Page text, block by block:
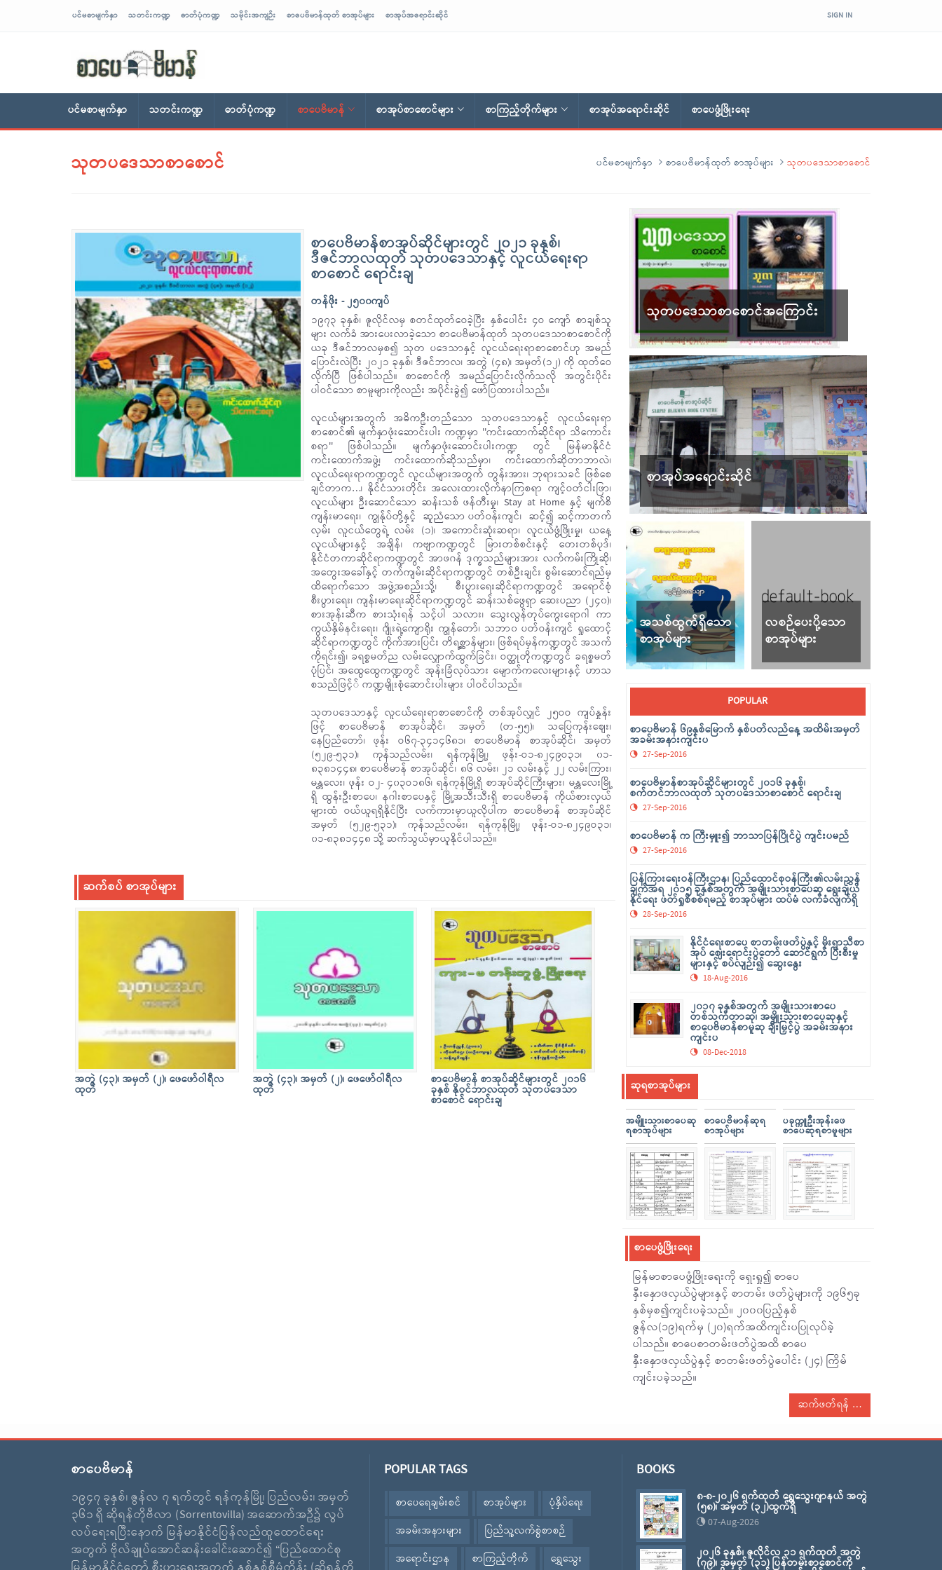
ပင်မစာမျက်နှာ သတင်းကဏ္ဍ ဓာတ်ပုံကဏ္ဍ သမိုင်းအကျဉ်း စာပေဗိမာန်ထုတ် စာအုပ်များ စာအုပ်အရောင်းဆိုင် SIGN IN
ပင်မစာမျက်နှာ သတင်းကဏ္ဍ ဓာတ်ပုံကဏ္ဍ စာပေဗိမာန် စာအုပ်စာစောင်များ စာကြည့်တိုက်များ စာအုပ်အရောင်းဆိုင် စာပေဖွံ့ဖြိုးရေး
သုတပဒေသာစာစောင် ပင်မစာမျက်နှာ စာပေဗိမာန်ထုတ် စာအုပ်များ သုတပဒေသာစာစောင်
စာပေဗိမာန်စာအုပ်ဆိုင်များတွင် ၂၀၂၁ ခုနှစ်၊
ဒီဇင်ဘာလထုတ် သုတပဒေသာနှင့် လူငယ်ရေးရာ
စာစောင် ရောင်းချ
တန်ဖိုး - ၂၅၀၀ကျပ်
၁၉၇၃ ခုနှစ်၊ ဇူလိုင်လမှ စတင်ထုတ်ဝေခဲ့ပြီး နှစ်ပေါင်း ၄ဝ ကျော် စာချစ်သူ
များ လက်ခံ အားပေးလာခဲ့သော စာပေဗိမာန်ထုတ် သုတပဒေသာစာစောင်ကို
ယခု ဒီဇင်ဘာလမှစ၍ သုတ ပဒေသာနှင့် လူငယ်ရေးရာစာစောင်ဟု အမည်
ပြောင်းလဲပြီး ၂၀၂၁ ခုနှစ်၊ ဒီဇင်ဘာလ၊ အတွဲ (၄၈)၊ အမှတ်(၁၂) ကို ထုတ်ဝေ
လိုက်ပြီ ဖြစ်ပါသည်။ စာစောင်ကို အမည်ပြောင်းလိုက်သလို အတွင်းပိုင်း
ပါဝင်သော စာမူများကိုလည်း အပိုင်းခွဲ၍ ဖော်ပြထားပါသည်။
လူငယ်များအတွက် အဓိကဦးတည်သော သုတပဒေသာနှင့် လူငယ်ရေးရာ
စာစောင်၏ မျက်နှာဖုံးဆောင်းပါး ကဏ္ဍမှာ ''ကင်းထောက်ဆိုင်ရာ သိကောင်း
စရာ'' ဖြစ်ပါသည်။ မျက်နှာဖုံးဆောင်းပါးကဏ္ဍ တွင် မြန်မာနိုင်ငံ
ကင်းထောက်အဖွဲ့၊ ကင်းထောက်ဆိုသည်မှာ၊ ကင်းထောက်ဆိုတာဘာလဲ၊
လူငယ်ရေးရာကဏ္ဍတွင် လူငယ်များအတွက် တွန်းအား၊ ဘုရားသခင် ဖြစ်စေ
ချင်တာက…၊ နိုင်ငံသားတိုင်း အလေးထားလိုက်နာကြစရာ ကျင့်ဝတ်ငါးဖြာ၊
လူငယ်များ ဦးဆောင်သော ဆန်းသစ် ဖန်တီးမှု၊ Stay at Home နှင့် မျက်စိ
ကျန်းမာရေး၊ ကျွန်ုပ်တို့နှင့် ဆူညံသော ပတ်ဝန်းကျင်၊ ဆင့်၍ ဆင့်ကာတက်
လှမ်း လူငယ်တွေရဲ့ လမ်း (၁)၊ အကောင်းဆုံးဆရာ၊ လူငယ်ဖွံ့ဖြိုးမှု၊ ယနေ့
လူငယ်များနှင့် အချိန်၊ ကဗျာကဏ္ဍတွင် မြားတစ်စင်းနှင့် တေးတစ်ပုဒ်၊
နိုင်ငံတကာဆိုင်ရာကဏ္ဍတွင် အာဖဂန် ဒုက္ခသည်များအား လက်ကမ်းကြိုဆို၊
အတွေးအခေါ်နှင့် တက်ကျမ်းဆိုင်ရာကဏ္ဍတွင် တစ်ဦးချင်း စွမ်းဆောင်ရည်မှ
ထိရောက်သော အဖွဲ့အစည်းသို့၊ စီးပွားရေးဆိုင်ရာကဏ္ဍတွင် အရောင်စုံ
စီးပွားရေး၊ ကျန်းမာရေးဆိုင်ရာကဏ္ဍတွင် ဆန်းသစ်ဖွေရှာ ဆေးပညာ (၂၄၀)၊
စားအုန်းဆီက စားသုံးရန် သင့်ပါ သလား၊ သွေးလွန်တုပ်ကွေးရောဂါ ကာ
ကွယ်နှိမ်နင်းရေး၊ ဂျိုးရဲ့ကျောရိုး ကျွန်တော်၊ သဘာ၀ ပတ်ဝန်းကျင် ရှုထောင့်
ဆိုင်ရာကဏ္ဍတွင် ကိုက်အားပြင်း တိရစ္ဆာန်များ၊ ဖြစ်ရပ်မှန်ကဏ္ဍတွင် အသက်
ကိုရင်း၍၊ ခရစ္စမတ်ည လမ်းလျှောက်ထွက်ခြင်း၊ ဝတ္ထုတိုကဏ္ဍတွင် ခရစ္စမတ်
ပုံပြင်၊ အထွေထွေကဏ္ဍတွင် အုန်းခြံလုပ်သား မျောက်ကလေးများနှင့် ဟာသ
စသည်ဖြင့်် ကဏ္ဍမျိုးစုံဆောင်းပါးများ ပါဝင်ပါသည်။
သုတပဒေသာနှင့် လူငယ်ရေးရာစာစောင်ကို တစ်အုပ်လျှင် ၂၅ဝဝ ကျပ်နှုန်း
ဖြင့် စာပေဗိမာန် စာအုပ်ဆိုင်၊ အမှတ် (တ-၅၅)၊ သပြေကုန်းစျေး၊
နေပြည်တော်၊ ဖုန်း ဝ၆၇-၃၄၁၄၆၈၁၊ စာပေဗိမာန် စာအုပ်ဆိုင်၊ အမှတ်
(၅၂၉-၅၃၁)၊ ကုန်သည်လမ်း၊ ရန်ကုန်မြို့၊ ဖုန်း-ဝ၁-၈၂၄၉ဝ၃၁၊ ၀၁-
၈၃၈၁၄၄၈၊ စာပေဗိမာန် စာအုပ်ဆိုင်၊ ၈၆ လမ်း၊ ၂၁ လမ်းနှင့် ၂၂ လမ်းကြား၊
မန္တလေး၊ ဖုန်း ဝ၂- ၄၀၃ဝ၁၈၆၊ ရန်ကုန်မြို့ရှိ စာအုပ်ဆိုင်ကြီးများ၊ မန္တလေးမြို့
ရှိ ထွန်းဦးစာပေ၊ နဂါးစာပေနှင့် မြို့အသီးသီးရှိ စာပေဗိမာန် ကိုယ်စားလှယ်
များထံ ဝယ်ယူရရှိနိုင်ပြီး လက်ကားမှာယူလိုပါက စာပေဗိမာန် စာအုပ်ဆိုင်
အမှတ် (၅၂၉-၅၃၁)၊ ကုန်သည်လမ်း၊ ရန်ကုန်မြို့၊ ဖုန်း-ဝ၁-၈၂၄၉ဝ၃၁၊
၀၁-၈၃၈၁၄၄၈ သို့ ဆက်သွယ်မှာယူနိုင်ပါသည်။
ဆက်စပ် စာအုပ်များ
အတွဲ (၄၃)၊ အမှတ် (၂)၊ ဖေဖော်ဝါရီလ
ထုတ်
အတွဲ (၄၃)၊ အမှတ် (၂)၊ ဖေဖော်ဝါရီလ
ထုတ်
စာပေဗိမာန် စာအုပ်ဆိုင်များတွင် ၂၀၁၆
ခုနှစ် နိုဝင်ဘာလထုတ် သုတပဒေသာ
စာစောင် ရောင်းချ
သုတပဒေသာစာစောင်အကြောင်း
စာအုပ်အရောင်းဆိုင်
အသစ်ထွက်ရှိသော
စာအုပ်များ
လစဉ်ပေးပို့သော
စာအုပ်များ
POPULAR
စာပေဗိမာန် ၆၉နှစ်မြောက် နှစ်ပတ်လည်နေ့ အထိမ်းအမှတ်
အခမ်းအနားကျင်းပ
27-Sep-2016
စာပေဗိမာန်စာအုပ်ဆိုင်များတွင် ၂၀၁၆ ခုနှစ်၊
စက်တင်ဘာလထုတ် သုတပဒေသာစာစောင် ရောင်းချ
27-Sep-2016
စာပေဗိမာန် က ကြီးမှူး၍ ဘာသာပြန်ပြိုင်ပွဲ ကျင်းပမည်
27-Sep-2016
ပြန်ကြားရေးဝန်ကြီးဌာန၊ ပြည်ထောင်စုဝန်ကြီး၏လမ်းညွှန်
ချက်အရ ၂၀၁၅ ခုနှစ်အတွက် အမျိုးသားစာပေဆု ရွေးချယ်
နိုင်ရေး ဖတ်ရှုစိစစ်ရမည့် စာအုပ်များ ထပ်မံ လက်ခံလျက်ရှိ
28-Sep-2016
နိုင်ငံရေးစာပေ စာတမ်းဖတ်ပွဲနှင့် မိုးရာသီစာ
အုပ် ဈေးရောင်းပွဲတော် ဆောင်ရွက် ပြီးစီးမှု
များနှင့် စပ်လျဉ်း၍ ဆွေးနွေး
18-Aug-2016
၂၀၁၇ ခုနှစ်အတွက် အမျိုးသားစာပေ
တစ်သက်တာဆု၊ အမျိုးသားစာပေဆုနှင့်
စာပေဗိမာန်စာမူဆု ချီးမြှင့်ပွဲ အခမ်းအနား
ကျင်းပ
08-Dec-2018
ဆုရစာအုပ်များ
အမျိူးသားစာပေဆု
ရစာအုပ်များ
စာပေဗိမာန်ဆုရ
စာအုပ်များ
ပခုက္ကူဦးအုန်းဖေ
စာပေဆုရစာမူများ
စာပေဖွံ့ဖြိုးရေး
မြန်မာစာပေဖွံ့ဖြိုးရေးကို ရှေးရှု၍ စာပေ
နှီးနှောဖလှယ်ပွဲများနှင့် စာတမ်း ဖတ်ပွဲများကို ၁၉၆၅ခု
နှစ်မှစ၍ကျင်းပခဲ့သည်။ ၂၀၀၀ပြည့်နှစ်
ဇွန်လ(၁၉)ရက်မှ (၂၀)ရက်အထိကျင်းပပြုလုပ်ခဲ့
ပါသည်။ စာပေစာတမ်းဖတ်ပွဲအထိ စာပေ
နှီးနှောဖလှယ်ပွဲနှင့် စာတမ်းဖတ်ပွဲပေါင်း (၂၄) ကြိမ်
ကျင်းပခဲ့သည်။
ဆက်ဖတ်ရန်
စာပေဗိမာန်
၁၉၄၇ ခုနှစ်၊ ဇွန်လ ၇ ရက်တွင် ရန်ကုန်မြို့၊ ပြည်လမ်း၊ အမှတ်
၃၆၁ ရှိ ဆိုရန်တိုဗီလာ (Sorrentovilla) အဆောက်အဦ၌ လွပ်
လပ်ရေးရပြီးနောက် မြန်မာနိုင်ငံပြန်လည်ထူထောင်ရေး
အတွက် ဗိုလ်ချူပ်အောင်ဆန်းခေါင်းဆောင်၍ “ပြည်ထောင်စု
POPULAR TAGS
စာပေရေချမ်းစင် စာအုပ်များ
ပုံနှိပ်ရေး
အခမ်းအနားများ
ပြည်သူ့လက်စွဲစာစဉ်
အရောင်းဌာန
စာကြည့်တိုက် ရွှေသွေး
BOOKS
၈-၈-၂၀၂၆ ရက်ထုတ် ရွှေသွေးဂျာနယ် အတွဲ
(၅၈)၊ အမှတ် (၃၂)ထွက်ရှိ
07-Aug-2026
၂၀၂၆ ခုနှစ်၊ ဇူလိုင်လ ၃၁ ရက်ထုတ် အတွဲ
(၇၉)၊ အမှတ် (၃၁) ပြန်တမ်းစာစောင်ကို